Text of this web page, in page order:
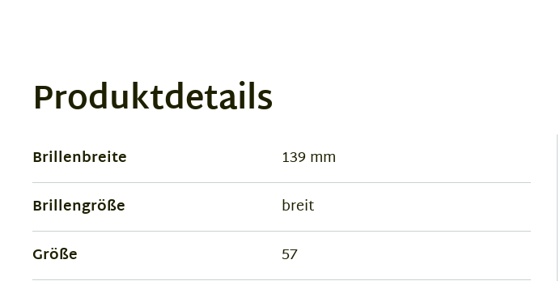
Produktdetails
Brillenbreite
139 mm
Brillengröße
breit
Größe
57